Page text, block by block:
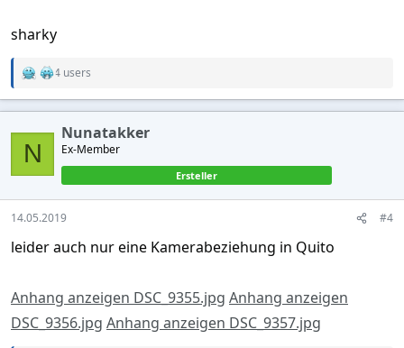
sharky
R
a
t
o
n
4 users
N
Nunatakker
Ex-Member
Ersteller
14.05.2019 #4
leider auch nur eine Kamerabeziehung in Quito
Anhang anzeigen DSC_9355.jpg Anhang anzeigen
DSC_9356.jpg Anhang anzeigen DSC_9357.jpg